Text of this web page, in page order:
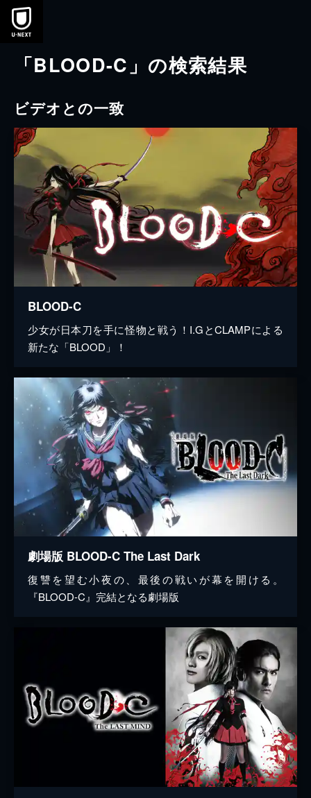
本文へスキップ
「BLOOD-C」の検索結果
ビデオとの一致
BLOOD-C
少女が日本刀を手に怪物と戦う！I.GとCLAMPによる
新たな「BLOOD」！
劇場版 BLOOD-C The Last Dark
復讐を望む小夜の、最後の戦いが幕を開ける。
『BLOOD-C』完結となる劇場版